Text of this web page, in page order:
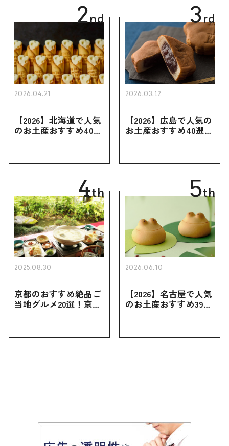
2nd
2026.04.21
【2026】北海道で人気
のお土産おすすめ40選
買えない限定品、女性
3rd
2026.03.12
【2026】広島で人気の
お土産おすすめ40選｜
き用、女性向けまで幅
4th
2025.08.30
京都のおすすめ絶品ご
当地グルメ20選！京都
5th
2026.06.10
【2026】名古屋で人気
のお土産おすすめ39選
お土産・ばらまき用ま